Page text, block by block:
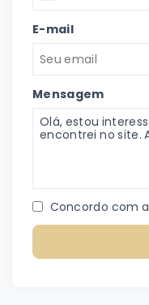
E-mail
Mensagem
Concordo com a